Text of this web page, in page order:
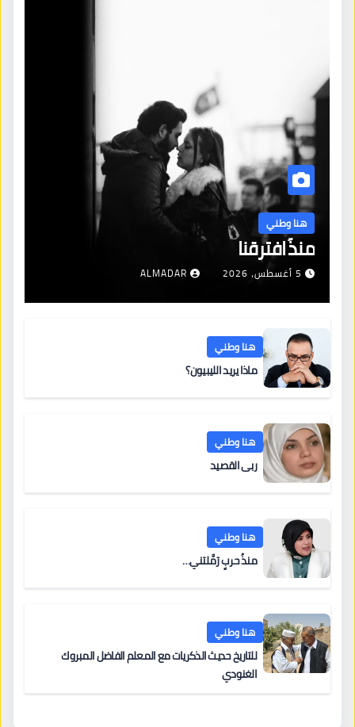
هنا وطني
منذُ افترقنا
5 أغسطس، 2026 ALMADAR
هنا وطني
ماذا يريد الليبيون؟
هنا وطني
ربى القصيد
هنا وطني
منذُ حربٍ رَمَّلتني…
هنا وطني
للتاريخ حديث الذكريات مع المعلم الفاضل المبروك
الغنودي